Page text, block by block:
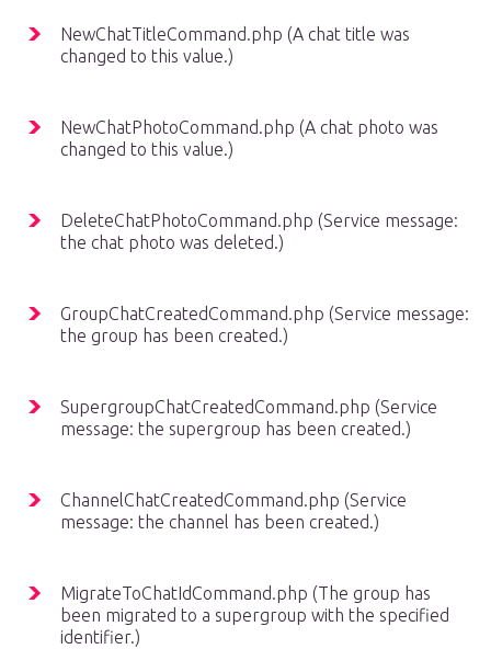
NewChatTitleCommand.php (A chat title was
changed to this value.)
NewChatPhotoCommand.php (A chat photo was
changed to this value.)
DeleteChatPhotoCommand.php (Service message:
the chat photo was deleted.)
GroupChatCreatedCommand.php (Service message:
the group has been created.)
SupergroupChatCreatedCommand.php (Service
message: the supergroup has been created.)
ChannelChatCreatedCommand.php (Service
message: the channel has been created.)
MigrateToChatIdCommand.php (The group has
been migrated to a supergroup with the specified
identifier.)